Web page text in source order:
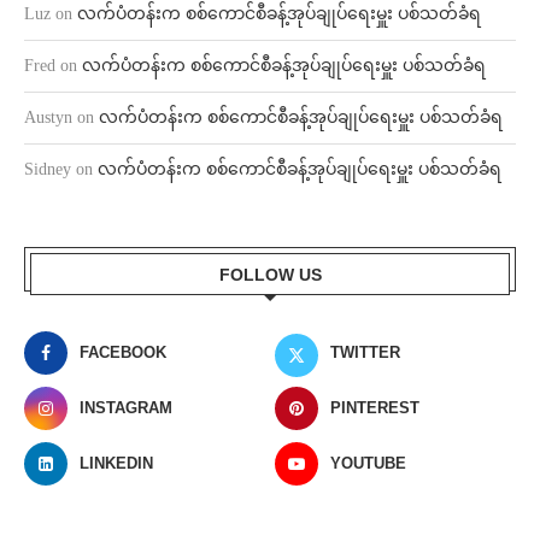
Luz on လက်ပံတန်းက စစ်ကောင်စီခန့်အုပ်ချုပ်ရေးမှူး ပစ်သတ်ခံရ
Fred on လက်ပံတန်းက စစ်ကောင်စီခန့်အုပ်ချုပ်ရေးမှူး ပစ်သတ်ခံရ
Austyn on လက်ပံတန်းက စစ်ကောင်စီခန့်အုပ်ချုပ်ရေးမှူး ပစ်သတ်ခံရ
Sidney on လက်ပံတန်းက စစ်ကောင်စီခန့်အုပ်ချုပ်ရေးမှူး ပစ်သတ်ခံရ
FOLLOW US
FACEBOOK TWITTER
INSTAGRAM PINTEREST
LINKEDIN YOUTUBE